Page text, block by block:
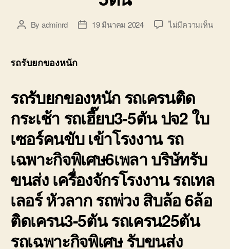
PostBy adminrd
Post19 มีนาคม 2024 ไม่มีความเห็นบน
รถรับยกของหนัก
รถรับยกของหนัก รถเครนติด
กระเช้า รถเฮี๊ยบ3-5ตัน ปจ2 ใบ
เซอร์คนขับ เข้าโรงงาน รถ
เฉพาะกิจพิเศษ6เพลา บริษัทรับ
ขนส่ง เครื่องจักรโรงงาน รถเทล
เลอร์ หัวลาก รถพ่วง สิบล้อ 6ล้อ
ติดเครน3-5ตัน รถเครน25ตัน
รถเฉพาะกิจพิเศษ รับขนส่ง